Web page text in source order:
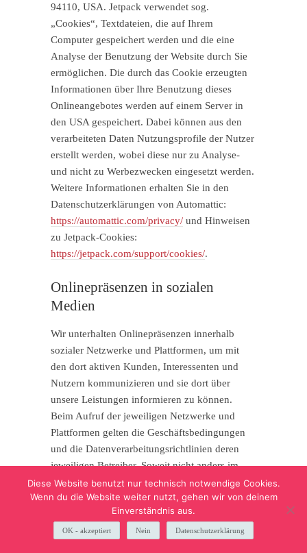
94110, USA. Jetpack verwendet sog.
„Cookies“, Textdateien, die auf Ihrem
Computer gespeichert werden und die eine
Analyse der Benutzung der Website durch Sie
ermöglichen. Die durch das Cookie erzeugten
Informationen über Ihre Benutzung dieses
Onlineangebotes werden auf einem Server in
den USA gespeichert. Dabei können aus den
verarbeiteten Daten Nutzungsprofile der Nutzer
erstellt werden, wobei diese nur zu Analyse-
und nicht zu Werbezwecken eingesetzt werden.
Weitere Informationen erhalten Sie in den
Datenschutzerklärungen von Automattic:
https://automattic.com/privacy/ und Hinweisen
zu Jetpack-Cookies:
https://jetpack.com/support/cookies/.
Onlinepräsenzen in sozialen
Medien
Wir unterhalten Onlinepräsenzen innerhalb
sozialer Netzwerke und Plattformen, um mit
den dort aktiven Kunden, Interessenten und
Nutzern kommunizieren und sie dort über
unsere Leistungen informieren zu können.
Beim Aufruf der jeweiligen Netzwerke und
Plattformen gelten die Geschäftsbedingungen
und die Datenverarbeitungsrichtlinien deren
jeweiligen Betreiber. Soweit nicht anders im
Rahmen unserer Datenschutzerklärung
angegeben, verarbeiten wir die Daten der
Nutzer sofern diese mit uns innerhalb der
sozialen Netzwerke und Plattformen
Diese Website benutzt nur technisch notwendige Cookies.
Wenn du die Website weiter nutzt, gehen wir von deinem
Einverständnis aus.
OK - akzeptiert Nein Datenschutzerklärung